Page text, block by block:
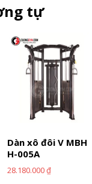
tự
Dàn xô đôi V MBH
H-005A
28.180.000₫